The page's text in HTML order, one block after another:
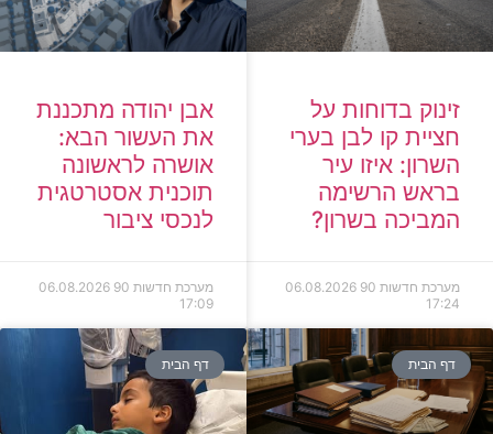
זינוק בדוחות על
חציית קו לבן בערי
השרון: איזו עיר
בראש הרשימה
המביכה בשרון?
מערכת חדשות 90
06.08.2026
17:24
אבן יהודה מתכננת
את העשור הבא:
אושרה לראשונה
תוכנית אסטרטגית
לנכסי ציבור
מערכת חדשות 90
06.08.2026
17:09
דף הבית דף הבית